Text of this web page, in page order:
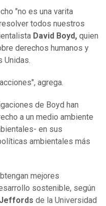
"no es una varita
todos nuestros
David Boyd, quien
derechos humanos y
Unidas.
agrega.
de Boyd han
a un medio ambiente
en sus
ambientales más
mejores
sostenible, según
de la Universidad